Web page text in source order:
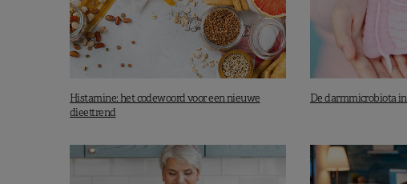
Histamine: het codewoord voor een nieuwe
dieettrend
De darmmicrobiota